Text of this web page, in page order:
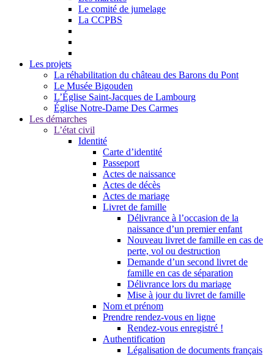
Le comité de jumelage
La CCPBS
Les projets
La réhabilitation du château des Barons du Pont
Le Musée Bigouden
L’Église Saint-Jacques de Lambourg
Église Notre-Dame Des Carmes
Les démarches
L’état civil
Identité
Carte d’identité
Passeport
Actes de naissance
Actes de décès
Actes de mariage
Livret de famille
Délivrance à l’occasion de la
naissance d’un premier enfant
Nouveau livret de famille en cas de
perte, vol ou destruction
Demande d’un second livret de
famille en cas de séparation
Délivrance lors du mariage
Mise à jour du livret de famille
Nom et prénom
Prendre rendez-vous en ligne
Rendez-vous enregistré !
Authentification
Légalisation de documents français